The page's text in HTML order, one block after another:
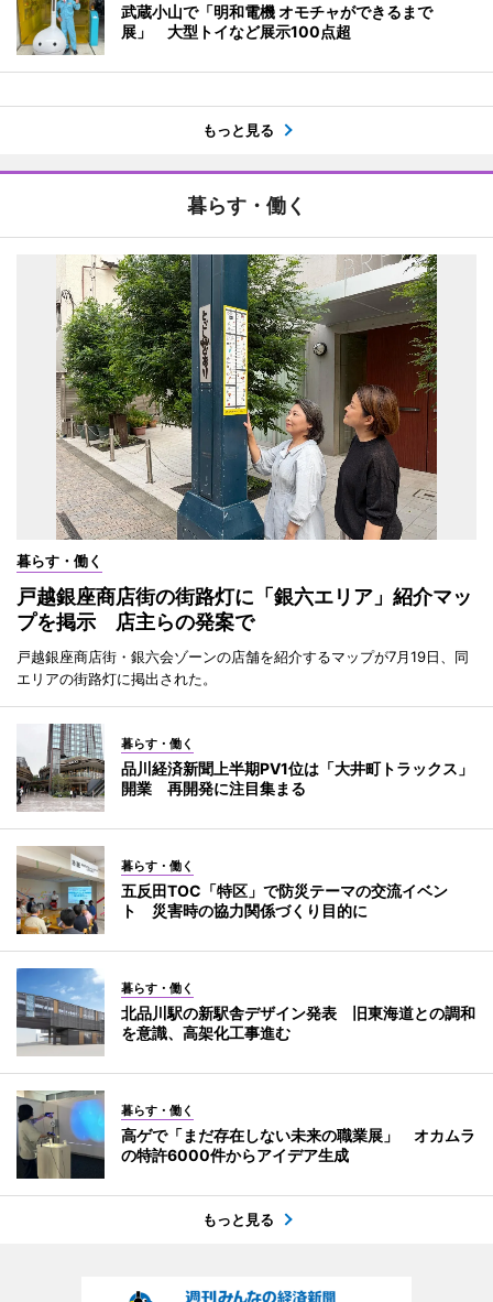
武蔵小山で「明和電機 オモチャができるまで
展」 大型トイなど展示100点超
もっと見る
暮らす・働く
暮らす・働く
戸越銀座商店街の街路灯に「銀六エリア」紹介マッ
プを掲示 店主らの発案で
戸越銀座商店街・銀六会ゾーンの店舗を紹介するマップが7月19日、同
エリアの街路灯に掲出された。
暮らす・働く
品川経済新聞上半期PV1位は「大井町トラックス」
開業 再開発に注目集まる
暮らす・働く
五反田TOC「特区」で防災テーマの交流イベン
ト 災害時の協力関係づくり目的に
暮らす・働く
北品川駅の新駅舎デザイン発表 旧東海道との調和
を意識、高架化工事進む
暮らす・働く
高ゲで「まだ存在しない未来の職業展」 オカムラ
の特許6000件からアイデア生成
もっと見る